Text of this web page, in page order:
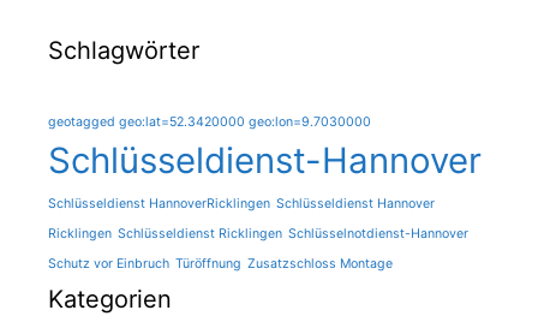
Schlagwörter
geotagged geo:lat=52.3420000 geo:lon=9.7030000
Schlüsseldienst-Hannover
Schlüsseldienst HannoverRicklingen Schlüsseldienst Hannover
Ricklingen Schlüsseldienst Ricklingen Schlüsselnotdienst-Hannover
Schutz vor Einbruch Türöffnung Zusatzschloss Montage
Kategorien